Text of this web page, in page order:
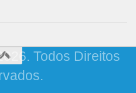
Todos Direitos